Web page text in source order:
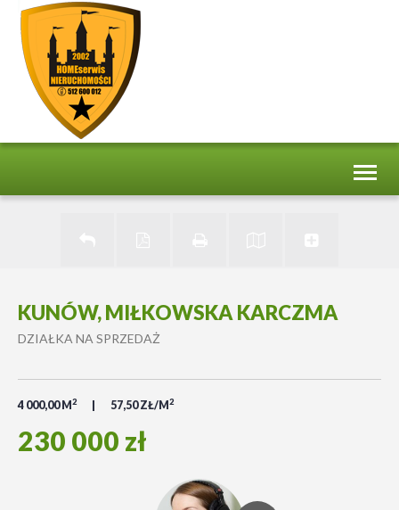
KUNÓW, MIŁKOWSKA KARCZMA
DZIAŁKA NA SPRZEDAŻ
4 000,00 M 2 57,50 ZŁ/M 2
230 000 zł